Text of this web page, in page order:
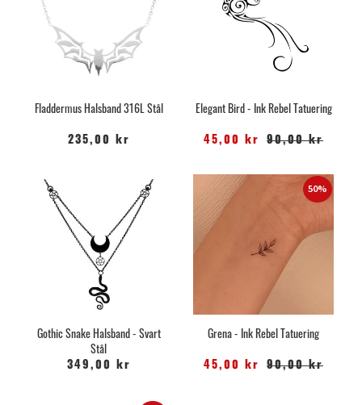
Fladdermus Halsband 316L Stål
235,00 kr
Elegant Bird - Ink Rebel Tatuering
45,00 kr 90,00 kr
Gothic Snake Halsband - Svart
Stål
349,00 kr
50%
Grena - Ink Rebel Tatuering
45,00 kr 90,00 kr